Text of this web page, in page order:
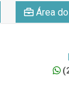
Área